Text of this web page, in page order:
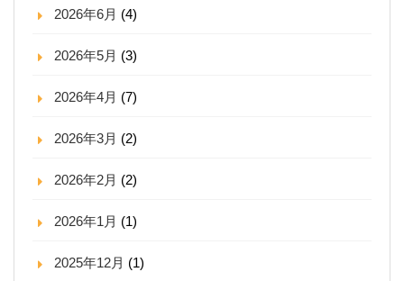
2026年6月 (4)
2026年5月 (3)
2026年4月 (7)
2026年3月 (2)
2026年2月 (2)
2026年1月 (1)
2025年12月 (1)